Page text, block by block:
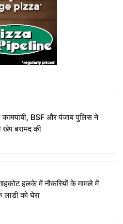
कामयाबी, BSF और पंजाब पुलिस ने
खेप बरामद की
हलके में नौकरियों के मामले में
लाडी को घेरा